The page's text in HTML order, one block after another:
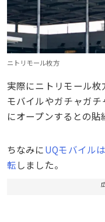
ニトリモール枚方
実際にニトリモール
モバイルやガチャガ
にオープンするとの貼
ちなみにUQモバイル
転しました。